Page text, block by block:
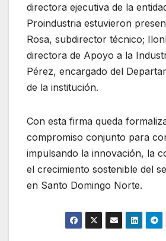
directora ejecutiva de la
Proindustria estuvieron
Rosa, subdirector técnico;
directora de Apoyo a la
Pérez, encargado del
de la institución.
Con esta firma queda
compromiso conjunto para
impulsando la innovación, la
el crecimiento sostenible del
en Santo Domingo Norte.